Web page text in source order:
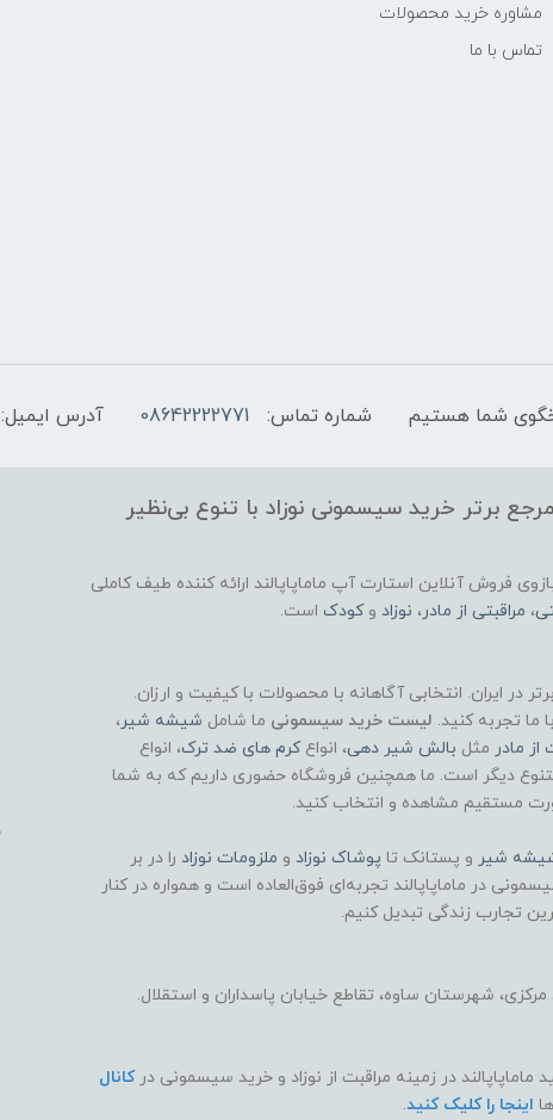
مشاوره خرید محصولات
تماس با ما
شماره تماس: 08642222771 آدرس ایمیل:
برتر خرید سیسمونی نوزاد با تنوع بی‌نظیر
فروش آنلاین استارت آپ ماماپاپالند ارائه کننده طیف کاملی
، مراقبتی از مادر، نوزاد وکودک است.
در ایران. انتخابی آگاهانه با محصولات با کیفیت و ارزان.
ما تجربه کنید. لیست خرید سیسمونی ما شامل شیشه شیر،
مادر مثل بالش شیر دهی، انواعکرم های ضد ترک، انواع
دیگر است. ما همچنین فروشگاه حضوری داریم که به شما
مستقیم مشاهده و انتخاب کنید.
شیر و پستانک تا پوشاک نوزاد و ملزومات نوزاد را در بر
در ماماپاپالند تجربه‌ای فوق‌العاده است و همواره در کنار
تجارب زندگی تبدیل کنیم.
شهرستان ساوه، تقاطع خیابان پاسداران و استقلال.
در زمینه مراقبت از نوزاد و خرید سیسمونی درکانال
اینجا را کلیک کنید.